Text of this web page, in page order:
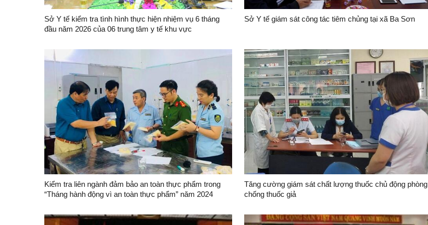
Sở Y tế kiểm tra tình hình thực hiện nhiệm vụ 6 tháng
đầu năm 2026 của 06 trung tâm y tế khu vực
Sở Y tế giám sát công tác tiêm chủng tại xã Ba Sơn
Kiểm tra liên ngành đảm bảo an toàn thực phẩm trong
“Tháng hành động vì an toàn thực phẩm” năm 2024
Tăng cường giám sát chất lượng thuốc chủ động phòng
chống thuốc giả